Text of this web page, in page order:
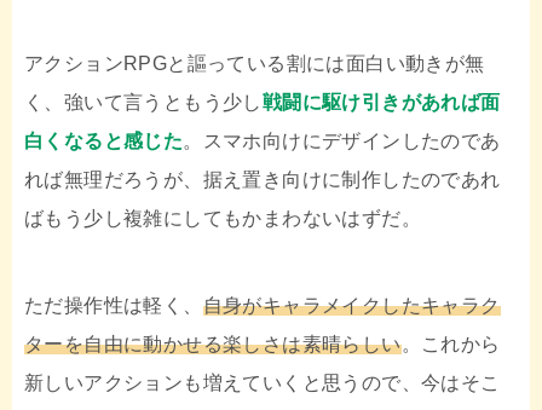
アクションRPGと謳っている割には面白い動きが無
く、強いて言うともう少し戦闘に駆け引きがあれば面
白くなると感じた。スマホ向けにデザインしたのであ
れば無理だろうが、据え置き向けに制作したのであれ
ばもう少し複雑にしてもかまわないはずだ。
ただ操作性は軽く、 自身がキャラメイクしたキャラク
ターを自由に動かせる楽しさは素晴らしい。これから
新しいアクションも増えていくと思うので、今はそこ